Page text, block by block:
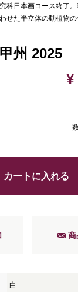
科日本画コース終了。
せた半立体の動植物
州 2025
¥
カートに入れる
商
白